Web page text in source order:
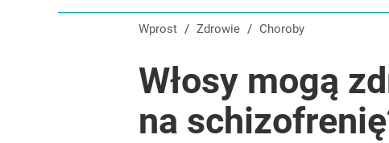
Wprost / Zdrowie / Choroby
Włosy mogą
na